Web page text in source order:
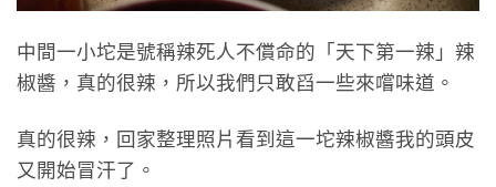
中間一小坨是號稱辣死人不償命的「天下第一辣」辣
椒醬，真的很辣，所以我們只敢舀一些來嚐味道。
真的很辣，回家整理照片看到這一坨辣椒醬我的頭皮
又開始冒汗了。